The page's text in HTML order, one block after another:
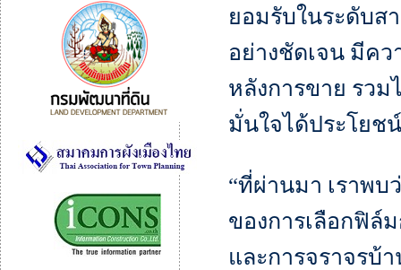
ยอมรับในระดับส
อย่างชัดเจน มีคว
หลังการขาย รวม
มั่นใจได้ประโยช
“ที่ผ่านมา เราพ
ของการเลือกฟิล์
และการจราจรบ้